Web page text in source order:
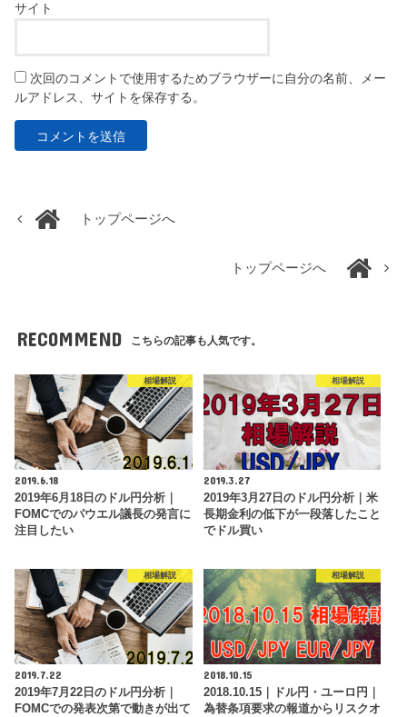
サイト
次回のコメントで使用するためブラウザーに自分の名前、メー
ルアドレス、サイトを保存する。
トップページへ
トップページへ
RECOMMEND こちらの記事も人気です。
相場解説
2019.6.18
2019年6月18日のドル円分析｜
FOMCでのパウエル議長の発言に
注目したい
相場解説
2019.3.27
2019年3月27日のドル円分析｜米
長期金利の低下が一段落したこと
でドル買い
相場解説
2019.7.22
2019年7月22日のドル円分析｜
FOMCでの発表次第で動きが出て
相場解説
2018.10.15
2018.10.15｜ドル円・ユーロ円｜
為替条項要求の報道からリスクオ